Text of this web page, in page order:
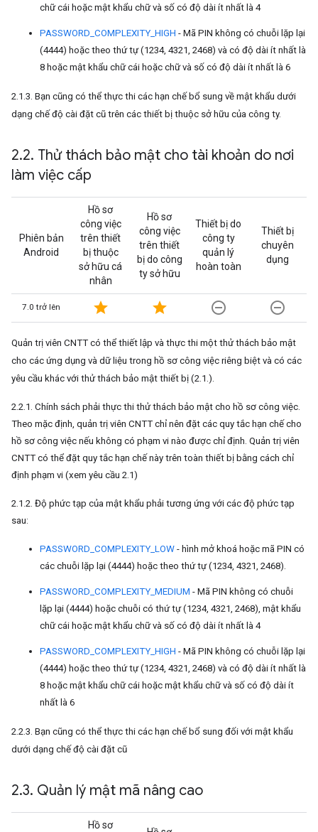
chữ cái hoặc mật khẩu chữ và số có độ dài ít nhất là 4
PASSWORD_COMPLEXITY_HIGH - Mã PIN không có chuỗi lặp lại
(4444) hoặc theo thứ tự (1234, 4321, 2468) và có độ dài ít nhất là
8 hoặc mật khẩu chữ cái hoặc chữ và số có độ dài ít nhất là 6
2.1.3. Bạn cũng có thể thực thi các hạn chế bổ sung về mật khẩu dưới
dạng chế độ cài đặt cũ trên các thiết bị thuộc sở hữu của công ty.
2.2. Thử thách bảo mật cho tài khoản do nơi
làm việc cấp
Phiên bản
Android
Hồ sơ
công việc
trên thiết
bị thuộc
sở hữu cá
nhân
Hồ sơ
công việc
trên thiết
bị do công
ty sở hữu
Thiết bị do
công ty
quản lý
hoàn toàn
Thiết bị
chuyên
dụng
7.0 trở lên star star remove_circle_outline remove_circle_outline
Quản trị viên CNTT có thể thiết lập và thực thi một thử thách bảo mật
cho các ứng dụng và dữ liệu trong hồ sơ công việc riêng biệt và có các
yêu cầu khác với thử thách bảo mật thiết bị (2.1.).
2.2.1. Chính sách phải thực thi thử thách bảo mật cho hồ sơ công việc.
Theo mặc định, quản trị viên CNTT chỉ nên đặt các quy tắc hạn chế cho
hồ sơ công việc nếu không có phạm vi nào được chỉ định. Quản trị viên
CNTT có thể đặt quy tắc hạn chế này trên toàn thiết bị bằng cách chỉ
định phạm vi (xem yêu cầu 2.1)
2.1.2. Độ phức tạp của mật khẩu phải tương ứng với các độ phức tạp
sau:
PASSWORD_COMPLEXITY_LOW - hình mở khoá hoặc mã PIN có
các chuỗi lặp lại (4444) hoặc theo thứ tự (1234, 4321, 2468).
PASSWORD_COMPLEXITY_MEDIUM - Mã PIN không có chuỗi
lặp lại (4444) hoặc chuỗi có thứ tự (1234, 4321, 2468), mật khẩu
chữ cái hoặc mật khẩu chữ và số có độ dài ít nhất là 4
PASSWORD_COMPLEXITY_HIGH - Mã PIN không có chuỗi lặp lại
(4444) hoặc theo thứ tự (1234, 4321, 2468) và có độ dài ít nhất là
8 hoặc mật khẩu chữ cái hoặc mật khẩu chữ và số có độ dài ít
nhất là 6
2.2.3. Bạn cũng có thể thực thi các hạn chế bổ sung đối với mật khẩu
dưới dạng chế độ cài đặt cũ
2.3. Quản lý mật mã nâng cao
Hồ sơ